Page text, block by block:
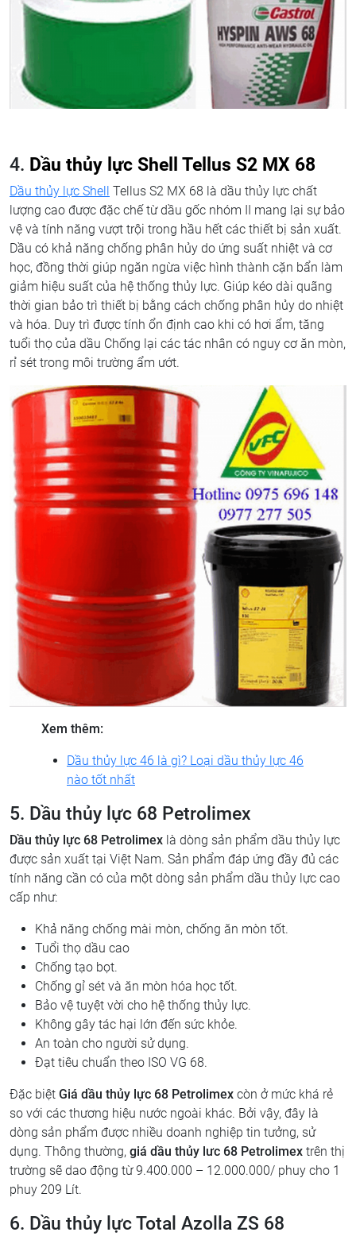
4. Dầu thủy lực Shell Tellus S2 MX 68
Dầu thủy lực Shell Tellus S2 MX 68 là dầu thủy lực chất
lượng cao được đặc chế từ dầu gốc nhóm II mang lại sự bảo
vệ và tính năng vượt trội trong hầu hết các thiết bị sản xuất.
Dầu có khả năng chống phân hủy do ứng suất nhiệt và cơ
học, đồng thời giúp ngăn ngừa việc hình thành cặn bẩn làm
giảm hiệu suất của hệ thống thủy lực. Giúp kéo dài quãng
thời gian bảo trì thiết bị bằng cách chống phân hủy do nhiệt
và hóa. Duy trì được tính ổn định cao khi có hơi ẩm, tăng
tuổi thọ của dầu Chống lại các tác nhân có nguy cơ ăn mòn,
rỉ sét trong môi trường ẩm ướt.
Xem thêm:
Dầu thủy lực 46 là gì? Loại dầu thủy lực 46
nào tốt nhất
5. Dầu thủy lực 68 Petrolimex
Dầu thủy lực 68 Petrolimex là dòng sản phẩm dầu thủy lực
được sản xuất tại Việt Nam. Sản phẩm đáp ứng đầy đủ các
tính năng cần có của một dòng sản phẩm dầu thủy lực cao
cấp như:
Khả năng chống mài mòn, chống ăn mòn tốt.
Tuổi thọ dầu cao
Chống tạo bọt.
Chống gỉ sét và ăn mòn hóa học tốt.
Bảo vệ tuyệt vời cho hệ thống thủy lực.
Không gây tác hại lớn đến sức khỏe.
An toàn cho người sử dụng.
Đạt tiêu chuẩn theo ISO VG 68.
Đặc biệt Giá dầu thủy lực 68 Petrolimex còn ở mức khá rẻ
so với các thương hiệu nước ngoài khác. Bởi vậy, đây là
dòng sản phẩm được nhiều doanh nghiệp tin tưởng, sử
dụng. Thông thường, giá dầu thủy lưc 68 Petrolimex trên thị
trường sẽ dao động từ 9.400.000 – 12.000.000/ phuy cho 1
phuy 209 Lít.
6. Dầu thủy lực Total Azolla ZS 68